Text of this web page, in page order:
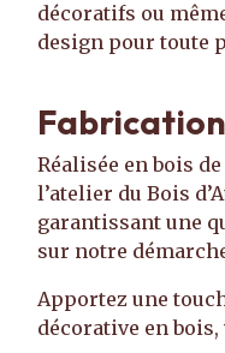
décoratifs ou
design pour toute
Réalisée en bois
l’atelier du Bois
garantissant une
sur notre
Apportez une
décorative en